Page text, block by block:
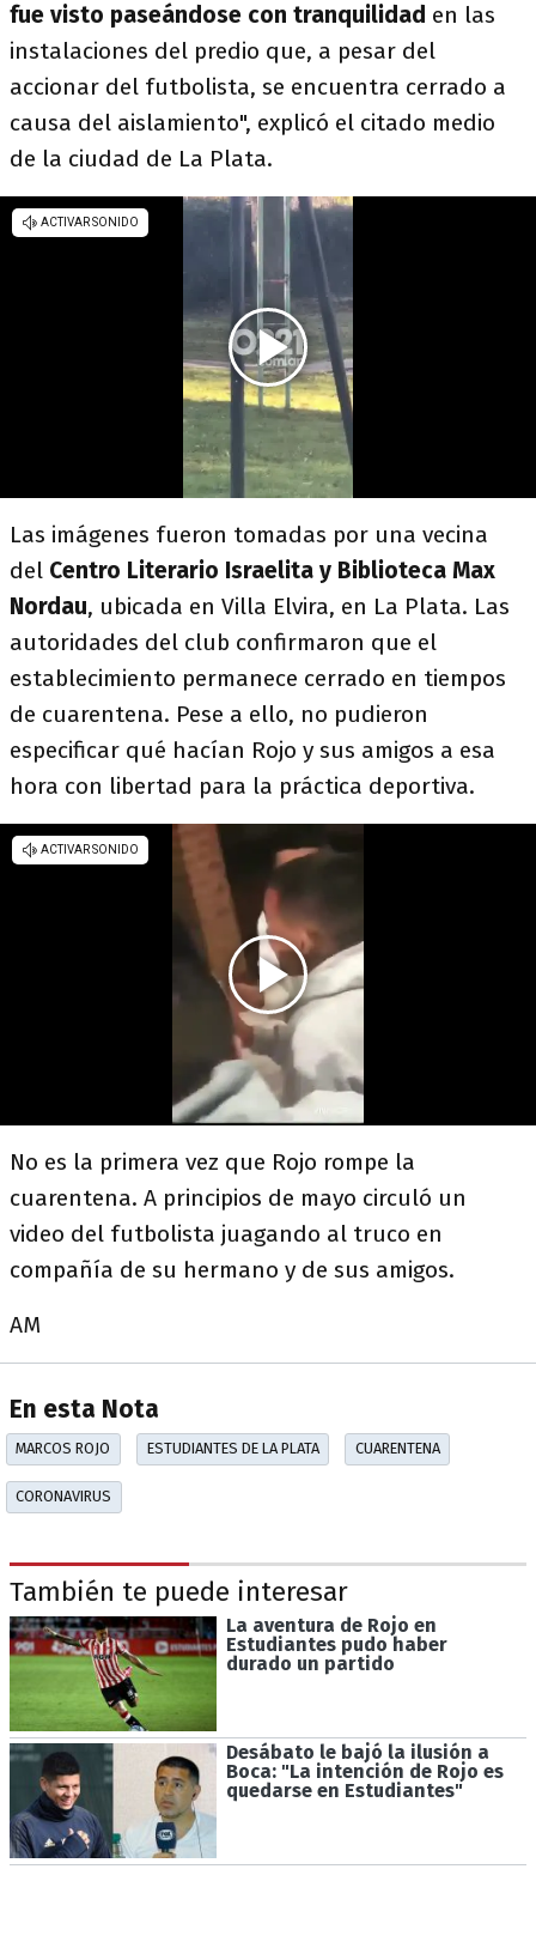
fue visto paseándose con tranquilidad en las
instalaciones del predio que, a pesar del
accionar del futbolista, se encuentra cerrado a
causa del aislamiento", explicó el citado medio
de la ciudad de La Plata.
Las imágenes fueron tomadas por una vecina
del Centro Literario Israelita y Biblioteca Max
Nordau, ubicada en Villa Elvira, en La Plata. Las
autoridades del club confirmaron que el
establecimiento permanece cerrado en tiempos
de cuarentena. Pese a ello, no pudieron
especificar qué hacían Rojo y sus amigos a esa
hora con libertad para la práctica deportiva.
No es la primera vez que Rojo rompe la
cuarentena. A principios de mayo circuló un
video del futbolista juagando al truco en
compañía de su hermano y de sus amigos.
AM
En esta Nota
MARCOS ROJO ESTUDIANTES DE LA PLATA CUARENTENA
CORONAVIRUS
También te puede interesar
La aventura de Rojo en
Estudiantes pudo haber
durado un partido
Desábato le bajó la ilusión a
Boca: "La intención de Rojo es
quedarse en Estudiantes"